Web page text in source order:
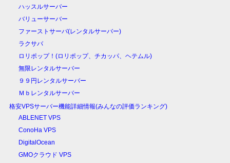
ハッスルサーバー
バリューサーバー
ファーストサーバ(レンタルサーバー)
ラクサバ
ロリポップ！(ロリポップ、チカッパ、ヘテムル)
無限レンタルサーバー
９９円レンタルサーバー
Ｍｂレンタルサーバー
格安VPSサーバー機能詳細情報(みんなの評価ランキング)
ABLENET VPS
ConoHa VPS
DigitalOcean
GMOクラウド VPS